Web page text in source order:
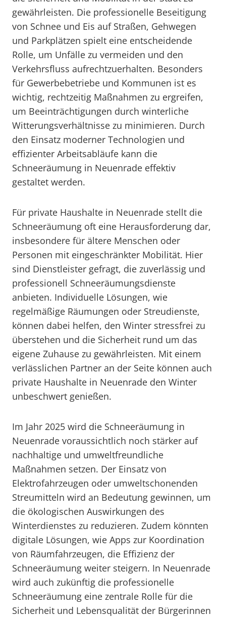
gewährleisten. Die professionelle Beseitigung
von Schnee und Eis auf Straßen, Gehwegen
und Parkplätzen spielt eine entscheidende
Rolle, um Unfälle zu vermeiden und den
Verkehrsfluss aufrechtzuerhalten. Besonders
für Gewerbebetriebe und Kommunen ist es
wichtig, rechtzeitig Maßnahmen zu ergreifen,
um Beeinträchtigungen durch winterliche
Witterungsverhältnisse zu minimieren. Durch
den Einsatz moderner Technologien und
effizienter Arbeitsabläufe kann die
Schneeräumung in Neuenrade effektiv
gestaltet werden.
Für private Haushalte in Neuenrade stellt die
Schneeräumung oft eine Herausforderung dar,
insbesondere für ältere Menschen oder
Personen mit eingeschränkter Mobilität. Hier
sind Dienstleister gefragt, die zuverlässig und
professionell Schneeräumungsdienste
anbieten. Individuelle Lösungen, wie
regelmäßige Räumungen oder Streudienste,
können dabei helfen, den Winter stressfrei zu
überstehen und die Sicherheit rund um das
eigene Zuhause zu gewährleisten. Mit einem
verlässlichen Partner an der Seite können auch
private Haushalte in Neuenrade den Winter
unbeschwert genießen.
Im Jahr 2025 wird die Schneeräumung in
Neuenrade voraussichtlich noch stärker auf
nachhaltige und umweltfreundliche
Maßnahmen setzen. Der Einsatz von
Elektrofahrzeugen oder umweltschonenden
Streumitteln wird an Bedeutung gewinnen, um
die ökologischen Auswirkungen des
Winterdienstes zu reduzieren. Zudem könnten
digitale Lösungen, wie Apps zur Koordination
von Räumfahrzeugen, die Effizienz der
Schneeräumung weiter steigern. In Neuenrade
wird auch zukünftig die professionelle
Schneeräumung eine zentrale Rolle für die
Sicherheit und Lebensqualität der Bürgerinnen